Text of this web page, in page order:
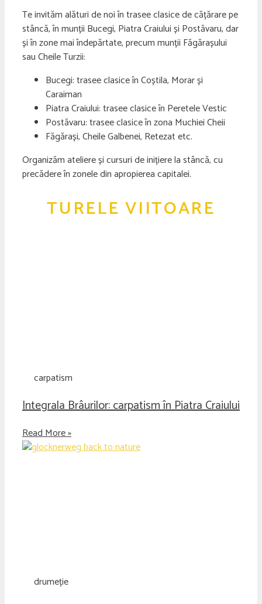
Te invităm alături de noi în trasee clasice de cățărare pe
stâncă, în munții Bucegi, Piatra Craiului și Postăvaru, dar
și în zone mai îndepărtate, precum munții Făgărașului
sau Cheile Turzii:
Bucegi: trasee clasice în Coștila, Morar și
Caraiman
Piatra Craiului: trasee clasice în Peretele Vestic
Postăvaru: trasee clasice în zona Muchiei Cheii
Făgărași, Cheile Galbenei, Retezat etc.
Organizăm ateliere și cursuri de inițiere la stâncă, cu
precădere în zonele din apropierea capitalei.
TURELE VIITOARE
carpatism
Integrala Brâurilor: carpatism în Piatra Craiului
Read More »
drumeție